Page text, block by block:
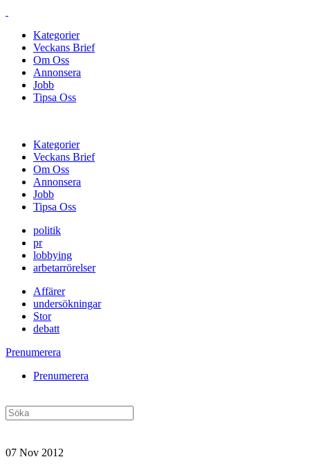
Kategorier
Veckans Brief
Om Oss
Annonsera
Jobb
Tipsa Oss
Kategorier
Veckans Brief
Om Oss
Annonsera
Jobb
Tipsa Oss
politik
pr
lobbying
arbetarrörelser
Affärer
undersökningar
Stor
debatt
Prenumerera
Prenumerera
07 Nov 2012